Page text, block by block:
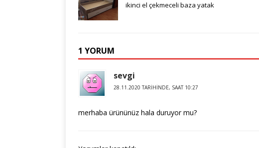
ikinci el çekmeceli baza yatak
1 YORUM
sevgi
28.11.2020 TARIHINDE, SAAT 10:27
merhaba ürününüz hala duruyor mu?